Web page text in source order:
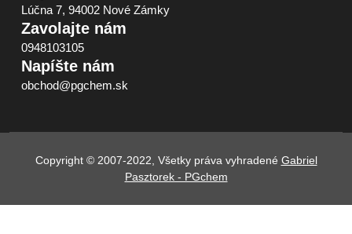
Lúčna 7, 94002 Nové Zámky
Zavolajte nám
0948103105
Napíšte nám
obchod@pgchem.sk
Copyright © 2007-2022, Všetky práva vyhradené Gabriel
Pasztorek - PGchem